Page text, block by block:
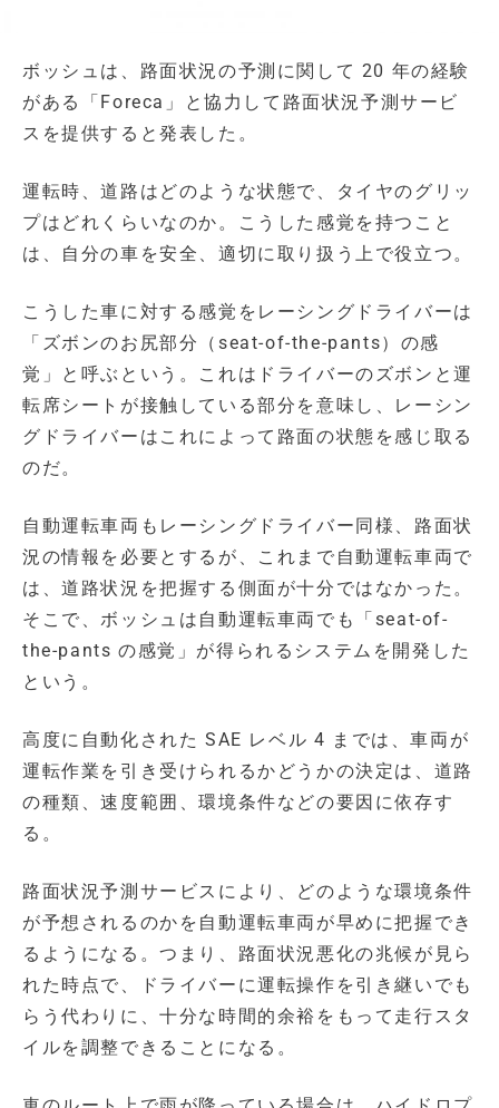
ボッシュは、路面状況の予測に関して 20 年の経験
がある「Foreca」と協力して路面状況予測サービ
スを提供すると発表した。
運転時、道路はどのような状態で、タイヤのグリッ
プはどれくらいなのか。こうした感覚を持つこと
は、自分の車を安全、適切に取り扱う上で役立つ。
こうした車に対する感覚をレーシングドライバーは
「ズボンのお尻部分（seat-of-the-pants）の感
覚」と呼ぶという。これはドライバーのズボンと運
転席シートが接触している部分を意味し、レーシン
グドライバーはこれによって路面の状態を感じ取る
のだ。
自動運転車両もレーシングドライバー同様、路面状
況の情報を必要とするが、これまで自動運転車両で
は、道路状況を把握する側面が十分ではなかった。
そこで、ボッシュは自動運転車両でも「seat-of-
the-pants の感覚」が得られるシステムを開発した
という。
高度に自動化された SAE レベル 4 までは、車両が
運転作業を引き受けられるかどうかの決定は、道路
の種類、速度範囲、環境条件などの要因に依存す
る。
路面状況予測サービスにより、どのような環境条件
が予想されるのかを自動運転車両が早めに把握でき
るようになる。つまり、路面状況悪化の兆候が見ら
れた時点で、ドライバーに運転操作を引き継いでも
らう代わりに、十分な時間的余裕をもって走行スタ
イルを調整できることになる。